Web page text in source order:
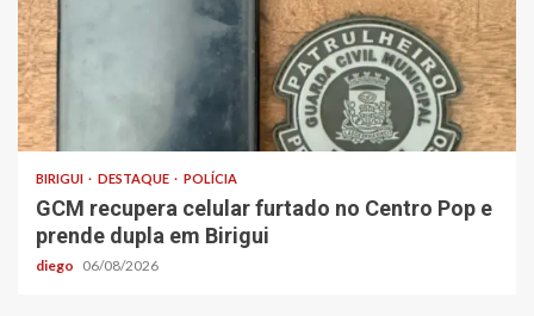
BIRIGUI DESTAQUE POLÍCIA
GCM recupera celular furtado no Centro Pop e
prende dupla em Birigui
diego 06/08/2026